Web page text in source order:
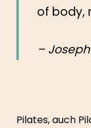
of body,
–
Pilates, auch